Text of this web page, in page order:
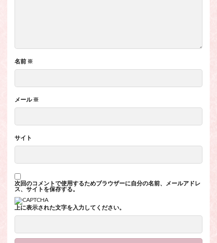
名前 ※
メール※
サイト
次回のコメントで使用するためブラウザーに自分の名前、メールアドレ
ス、サイトを保存する。
上に表示された文字を入力してください。